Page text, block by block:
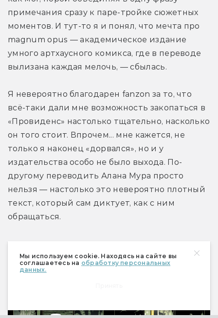
Мы используем cookie. Находясь на сайте вы
соглашаетесь на обработку персональных
данных.
примечания сразу к паре-тройке сюжетных
моментов. И тут-то я и понял, что мечта про
magnum opus — академическое издание
умного артхаусного комикса, где в переводе
вылизана каждая мелочь, — сбылась.
Я невероятно благодарен fanzon за то, что
всё-таки дали мне возможность закопаться в
«Провиденс» настолько тщательно, насколько
он того стоит. Впрочем... мне кажется, не
только я наконец «дорвался», но и у
издательства особо не было выхода. По-
другому переводить Алана Мура просто
нельзя — настолько это невероятно плотный
текст, который сам диктует, как с ним
обращаться.